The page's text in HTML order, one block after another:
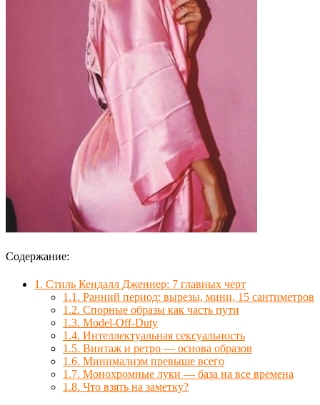
Содержание:
1. Стиль Кендалл Дженнер: 7 главных черт
1.1. Ранний период: вырезы, мини, 15 сантиметров
1.2. Спорные образы как часть пути
1.3. Model-Off-Duty
1.4. Интеллектуальная сексуальность
1.5. Винтаж и ретро — основа образов
1.6. Минимализм превыше всего
1.7. Монохромные луки — база на все времена
1.8. Что взять на заметку?